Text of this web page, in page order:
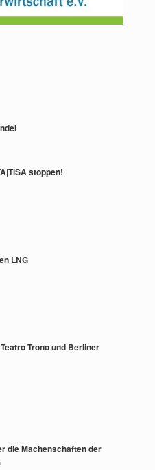
stoppen!
LNG
Trono und Berliner
die Machenschaften der